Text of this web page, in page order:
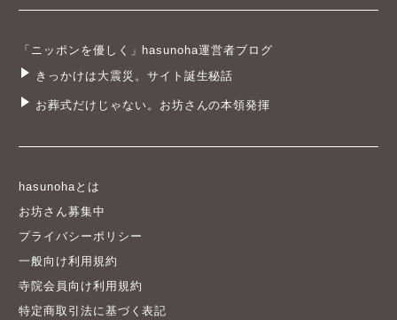
「ニッポンを優しく」hasunoha運営者ブログ
きっかけは大震災。サイト誕生秘話
お葬式だけじゃない。お坊さんの本領発揮
hasunohaとは
お坊さん募集中
プライバシーポリシー
一般向け利用規約
寺院会員向け利用規約
特定商取引法に基づく表記